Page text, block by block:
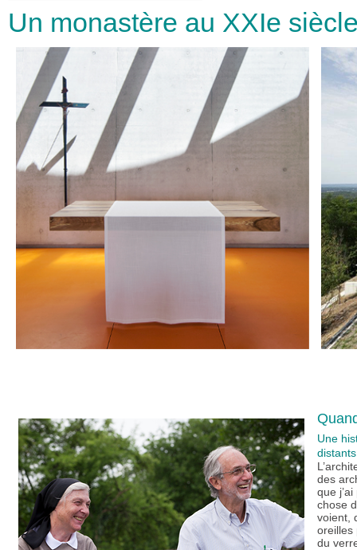
Un monastère au XXIe
Une
des
que
chose
voient,
oreilles
du